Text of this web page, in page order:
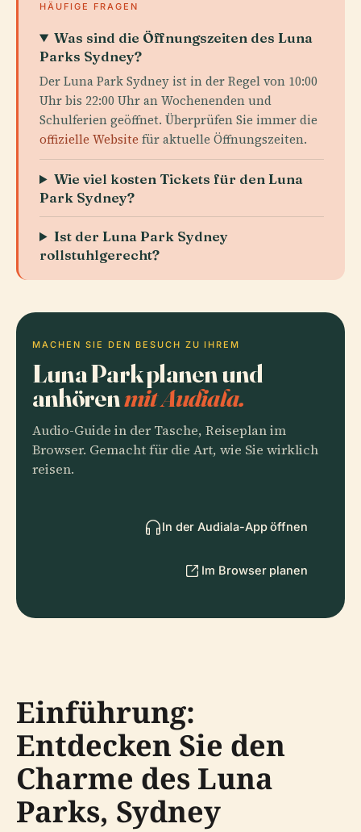
HÄUFIGE FRAGEN
Was sind die Öffnungszeiten des Luna
Parks Sydney?
Der Luna Park Sydney ist in der Regel von 10:00
Uhr bis 22:00 Uhr an Wochenenden und
Schulferien geöffnet. Überprüfen Sie immer die
offizielle Website für aktuelle Öffnungszeiten.
Wie viel kosten Tickets für den Luna
Park Sydney?
Ist der Luna Park Sydney
rollstuhlgerecht?
MACHEN SIE DEN BESUCH ZU IHREM
Luna Park planen und
anhörenmit Audiala.
Audio-Guide in der Tasche, Reiseplan im
Browser. Gemacht für die Art, wie Sie wirklich
reisen.
In der Audiala-App öffnen
Im Browser planen
Einführung:
Entdecken Sie den
Charme des Luna
Parks, Sydney